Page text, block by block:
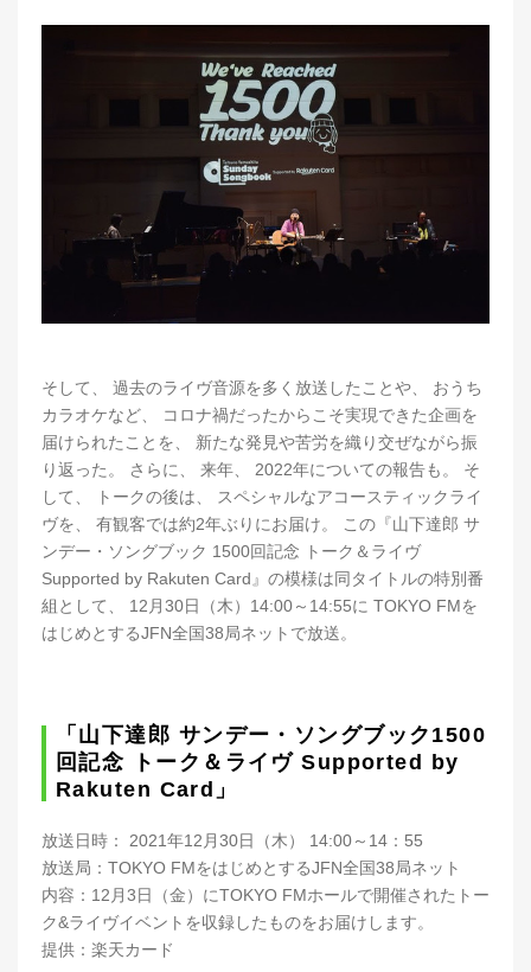
そして、 過去のライヴ音源を多く放送したことや、 おうち
カラオケなど、 コロナ禍だったからこそ実現できた企画を
届けられたことを、 新たな発見や苦労を織り交ぜながら振
り返った。 さらに、 来年、 2022年についての報告も。 そ
して、 トークの後は、 スペシャルなアコースティックライ
ヴを、 有観客では約2年ぶりにお届け。 この『山下達郎 サ
ンデー・ソングブック 1500回記念 トーク＆ライヴ
Supported by Rakuten Card』の模様は同タイトルの特別番
組として、 12月30日（木）14:00～14:55に TOKYO FMを
はじめとするJFN全国38局ネットで放送。
「山下達郎 サンデー・ソングブック1500
回記念 トーク＆ライヴ Supported by
Rakuten Card」
放送日時： 2021年12月30日（木） 14:00～14：55
放送局：TOKYO FMをはじめとするJFN全国38局ネット
内容：12月3日（金）にTOKYO FMホールで開催されたトー
ク&ライヴイベントを収録したものをお届けします。
提供：楽天カード